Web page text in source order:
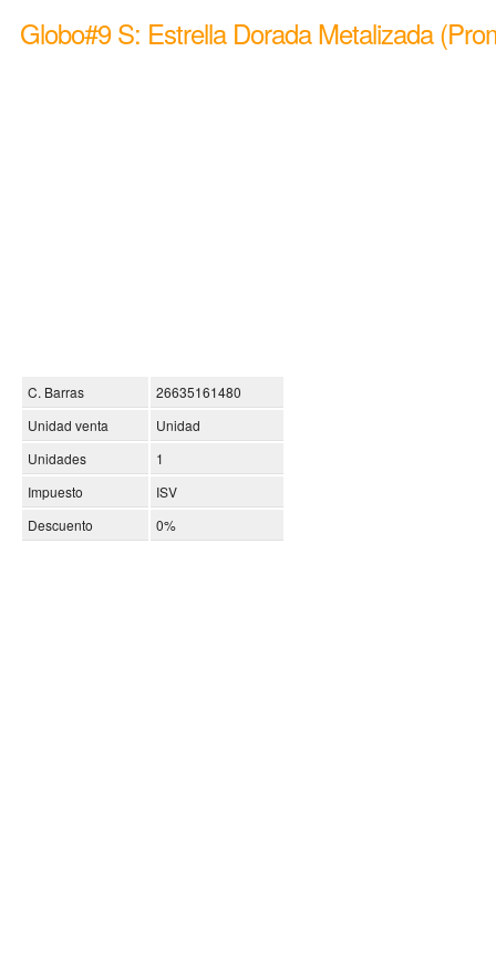
Globo#9 S: Estrella Dorada Metalizada
C. Barras
26635161480
Unidad venta
Unidad
Unidades
1
Impuesto
ISV
Descuento
0%